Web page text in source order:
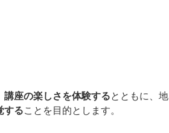
座の楽しさを体験するとともに、地
することを目的とします。